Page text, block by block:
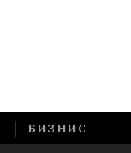
БИЗНИС